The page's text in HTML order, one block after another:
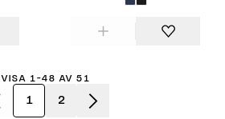
Visa 1-48 av 51
1 2